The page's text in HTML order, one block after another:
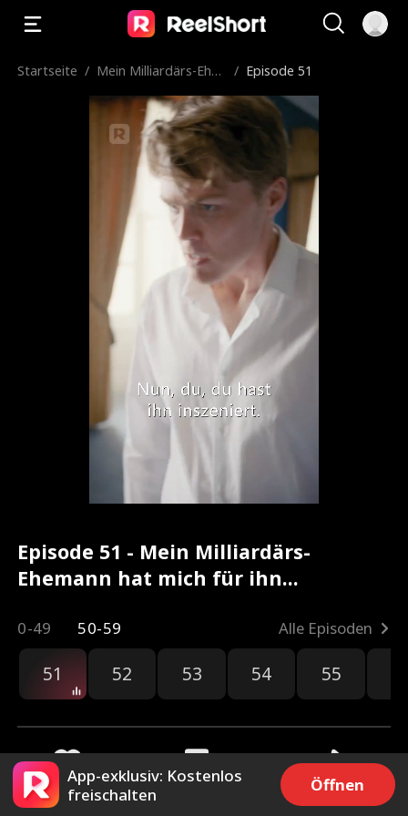
Startseite / Mein Milliardärs-Ehe
n verlassen？
/ Episode 51
Episode 51 - Mein Milliardärs-
Ehemann hat mich für ihn
0-49 50-59 Alle Episoden
51 52 53 54 55
2.6k Teilen
App-exklusiv: Kostenlos
freischalten
Öffnen